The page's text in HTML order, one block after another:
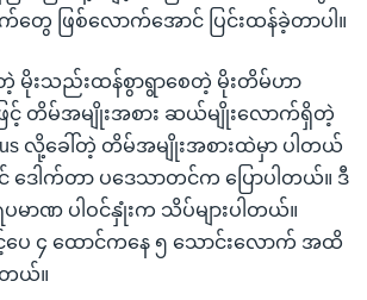
တွေ ဖြစ်လောက်အောင် ပြင်းထန်ခဲ့တာပါ။
မိုးသည်းထန်စွာရွာစေတဲ့ မိုးတိမ်ဟာ
ဖြင့် တိမ်အမျိုးအစား ဆယ်မျိုးလောက်ရှိတဲ့
လို့ခေါ်တဲ့ တိမ်အမျိုးအစားထဲမှာ ပါတယ်
ဒေါက်တာ ပဒေသာတင်က ပြောပါတယ်။ ဒီ
မာဏ ပါဝင်နှုံးက သိပ်များပါတယ်။
င့်ပေ ၄ ထောင်ကနေ ၅ သောင်းလောက် အထိ
တယ်။